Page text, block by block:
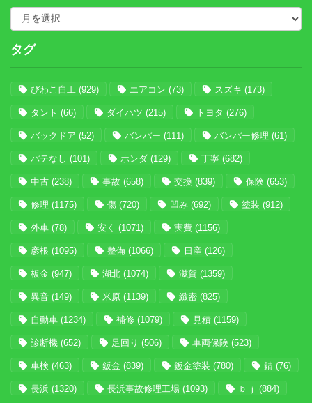
タグ
びわこ自工 (929) エアコン (73) スズキ (173)
タント (66) ダイハツ (215) トヨタ (276)
バックドア (52) バンパー (111) バンパー修理 (61)
パテなし (101) ホンダ (129) 丁寧 (682)
中古 (238) 事故 (658) 交換 (839) 保険 (653)
修理 (1175) 傷 (720) 凹み (692) 塗装 (912)
外車 (78) 安く (1071) 実費 (1156)
彦根 (1095) 整備 (1066) 日産 (126)
板金 (947) 湖北 (1074) 滋賀 (1359)
異音 (149) 米原 (1139) 緻密 (825)
自動車 (1234) 補修 (1079) 見積 (1159)
診断機 (652) 足回り (506) 車両保険 (523)
車検 (463) 鈑金 (839) 鈑金塗装 (780) 錆 (76)
長浜 (1320) 長浜事故修理工場 (1093) ｂｊ (884)